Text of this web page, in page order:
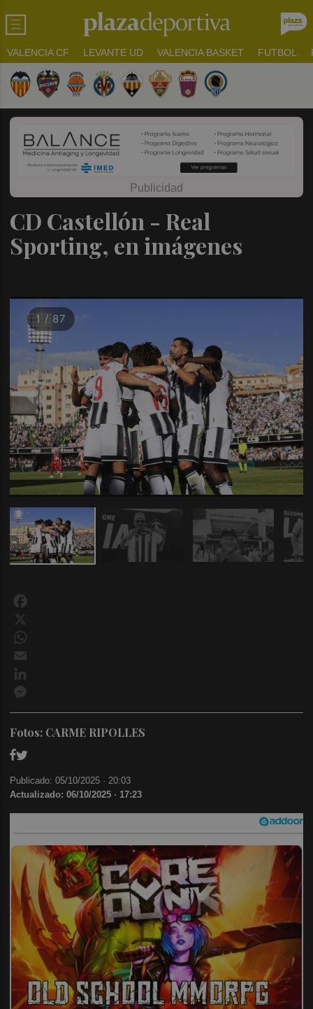
VALENCIA CF LEVANTE UD VALENCIA BASKET FUTBOL
CD Castellón - Real
Sporting, en imágenes
1 / 87
Fotos: CARME RIPOLLES
Publicado: 05/10/2025 ·20:03
Actualizado: 06/10/2025 · 17:23